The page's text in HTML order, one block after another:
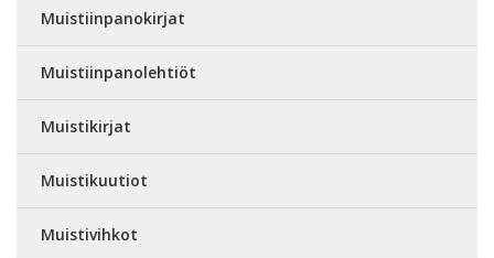
Muistiinpanokirjat
Muistiinpanolehtiöt
Muistikirjat
Muistikuutiot
Muistivihkot